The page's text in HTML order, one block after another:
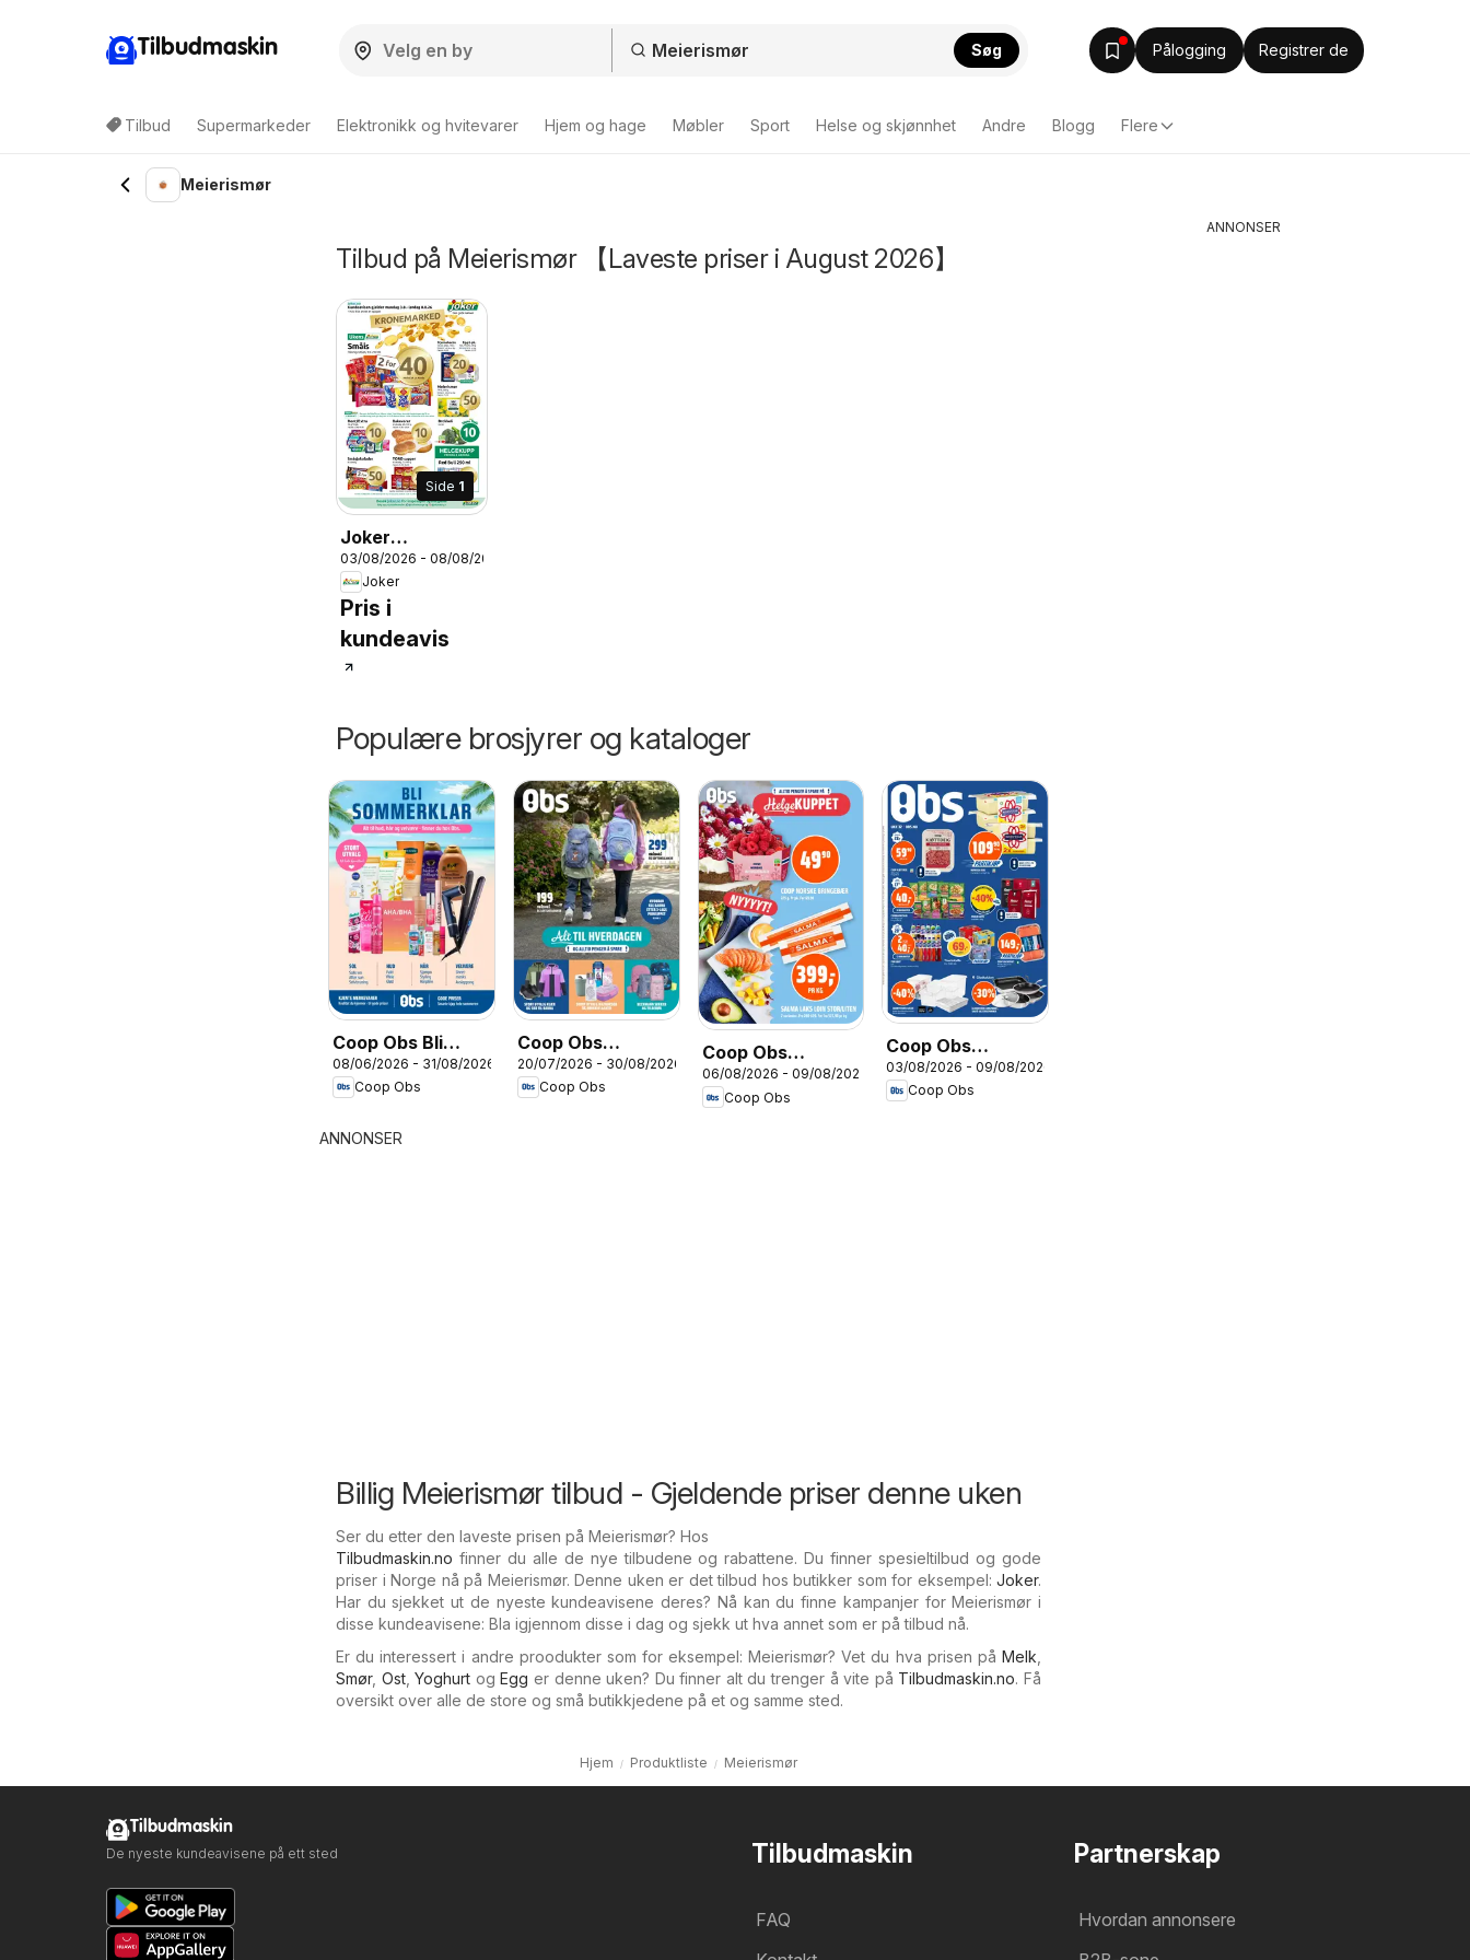
Tilbudmaskin Søg Pålogging Registrer de
Tilbud Supermarkeder Elektronikk og hvitevarer Hjem og hage Møbler Sport Helse og skjønnhet Andre Blogg Flere
Meierismør
Tilbud på Meierismør 【Laveste priser i August 2026】
Side 1
Joker
kundeavis
03/08/2026 - 08/08/2026
Joker
Pris i
kundeavis
Populære brosjyrer og kataloger
Coop Obs Bli
sommerklar
08/06/2026 - 31/08/2026
Coop Obs
Coop Obs
Skolestart
20/07/2026 - 30/08/2026
Coop Obs
Coop Obs
kundeavis
06/08/2026 - 09/08/2026
Coop Obs
Coop Obs
kundeavis
03/08/2026 - 09/08/2026
Coop Obs
ANNONSER
Billig Meierismør tilbud - Gjeldende priser denne uken
Ser du etter den laveste prisen på Meierismør? Hos
Tilbudmaskin.no finner du alle de nye tilbudene og rabattene. Du finner spesieltilbud og gode
priser i Norge nå på Meierismør. Denne uken er det tilbud hos butikker som for eksempel: Joker.
Har du sjekket ut de nyeste kundeavisene deres? Nå kan du finne kampanjer for Meierismør i
disse kundeavisene: Bla igjennom disse i dag og sjekk ut hva annet som er på tilbud nå.
Er du interessert i andre proodukter som for eksempel: Meierismør? Vet du hva prisen på Melk
Smør, Ost,Yoghurt ogEgg er denne uken? Du finner alt du trenger å vite på Tilbudmaskin.no. Få
oversikt over alle de store og små butikkjedene på et og samme sted.
Hjem Produktliste Meierismør
ANNONSER
Tilbudmaskin
FAQ
Partnerskap
Hvordan annonsere
Tilbudmaskin
De nyeste kundeavisene på ett sted